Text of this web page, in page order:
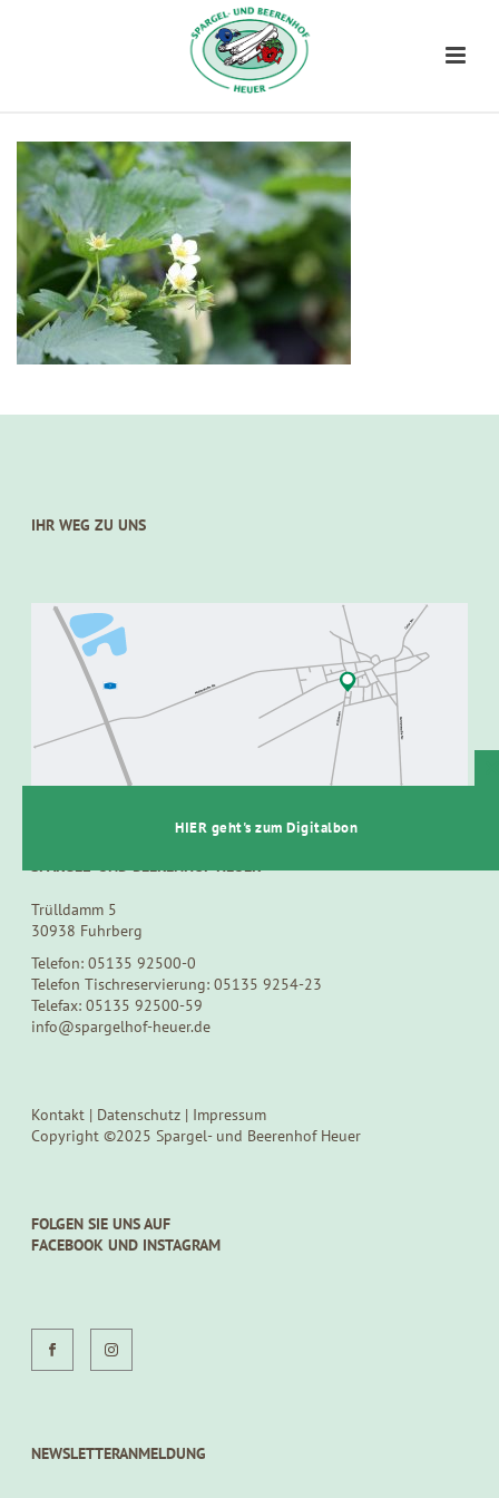
IHR WEG ZU UNS
SPARGEL- UND BEERENHOF HEUER
Trülldamm 5
30938 Fuhrberg
Telefon: 05135 92500-0
Telefon Tischreservierung: 05135 9254-23
Telefax: 05135 92500-59
info@spargelhof-heuer.de
Kontakt | Datenschutz | Impressum
Copyright ©2025 Spargel- und Beerenhof Heuer
FOLGEN SIE UNS AUF
FACEBOOK UND INSTAGRAM
NEWSLETTERANMELDUNG
HIER geht's zum Digitalbon